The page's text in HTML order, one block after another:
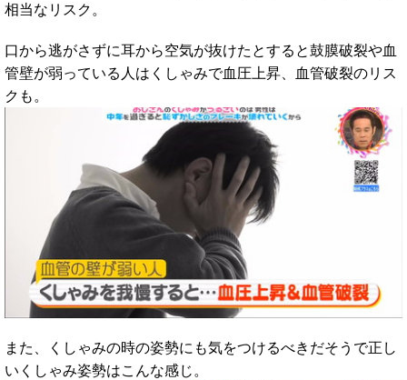
相当なリスク。
口から逃がさずに耳から空気が抜けたとすると鼓膜破裂や血
管壁が弱っている人はくしゃみで血圧上昇、血管破裂のリス
クも。
また、くしゃみの時の姿勢にも気をつけるべきだそうで正し
いくしゃみ姿勢はこんな感じ。